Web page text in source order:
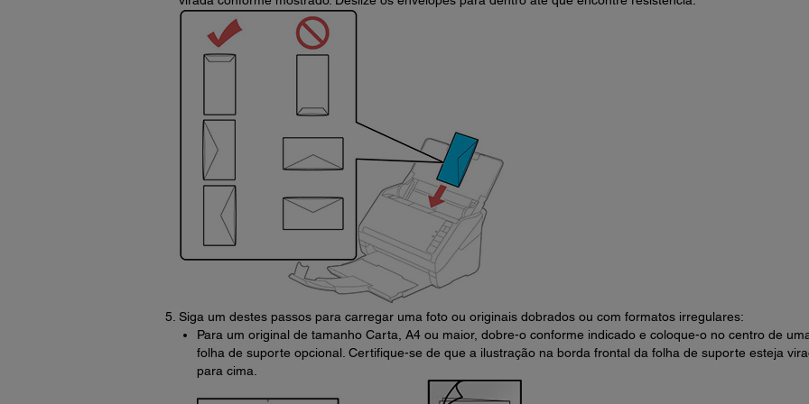
Siga um destes passos para carregar uma foto ou originais dobrados ou com formatos irregulares:
Para um original de tamanho Carta, A4 ou maior, dobre-o conforme indicado e coloque-o no centro de
folha de suporte opcional. Certifique-se de que a ilustração na borda frontal da folha de suporte esteja
para cima.